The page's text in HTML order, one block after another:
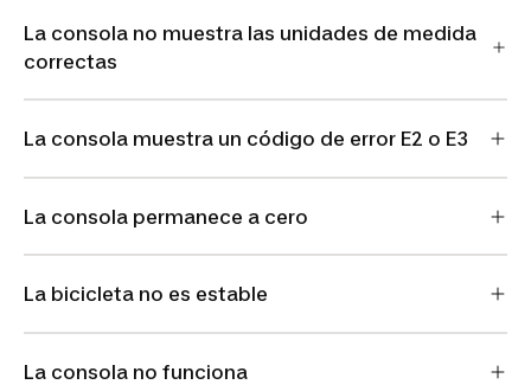
La consola no muestra las unidades de medida
correctas
La consola muestra un código de error E2 o E3
La consola permanece a cero
La bicicleta no es estable
La consola no funciona